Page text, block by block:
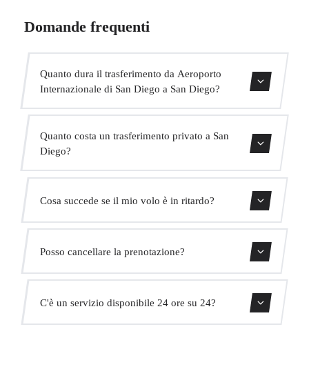
Domande frequenti
Quanto dura il trasferimento da Aeroporto
Internazionale di San Diego a San Diego?
Quanto costa un trasferimento privato a San
Diego?
prezzo fisso immediato. Senza costi nascosti.
Cosa succede se il mio volo è in ritardo?
adatterà automaticamente l'orario di ritiro senza costi
aggiuntivi.
Posso cancellare la prenotazione?
Sì, puoi cancellare gratuitamente fino a 24 ore prima del
ritiro.
C'è un servizio disponibile 24 ore su 24?